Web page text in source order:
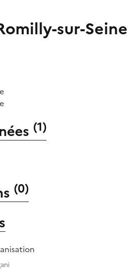
sur-Seine
(1)
(0)